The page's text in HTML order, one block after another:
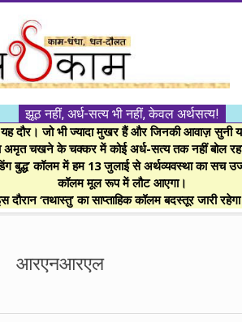
झूठ नहीं, अर्ध-सत्य भी नहीं, केवल अर्थसत्य!
दौर। जो भी ज्यादा मुखर हैं और जिनकी आवाज़ सुनी
अमृत चखने के चक्कर में कोई अर्ध-सत्य तक नहीं बोल
बुद्ध’ कॉलम में हम 13 जुलाई से अर्थव्यवस्था का सच
कॉलम मूल रूप में लौट आएगा।
दौरान ‘तथास्तु’ का साप्ताहिक कॉलम बदस्तूर जारी
आरएनआरएल